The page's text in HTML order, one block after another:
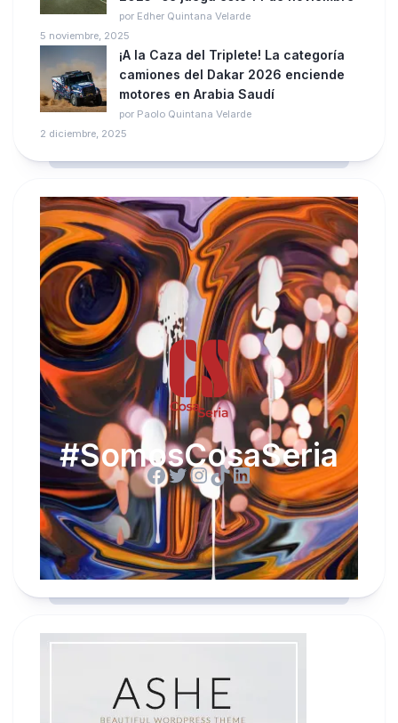
por Edher Quintana Velarde
5 noviembre, 2025
¡A la Caza del Triplete! La categoría
camiones del Dakar 2026 enciende
motores en Arabia Saudí
por Paolo Quintana Velarde
2 diciembre, 2025
#SomosCosaSeria
Facebook
Twitter
Instagram
TikTok
LinkedIn